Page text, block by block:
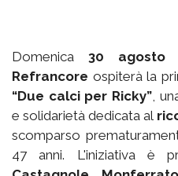
Domenica30
Refrancore ospiterà la
“Due calci per Ricky”,
e solidarietà dedicata al
scomparso
47 anni. L'iniziativa è